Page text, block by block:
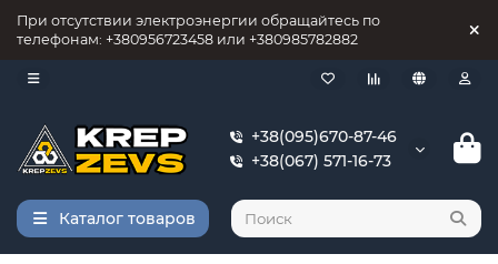
При отсутствии электроэнергии обращайтесь по
телефонам: +380956723458 или +380985782882
+38(095)670-87-46
+38(067) 571-16-73
Каталог товаров